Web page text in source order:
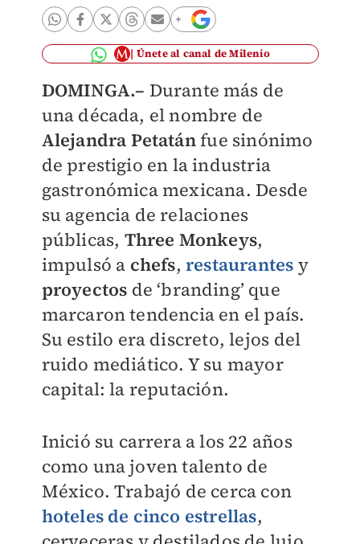
Únete al canal de Milenio
DOMINGA.– Durante más de
una década, el nombre de
Alejandra Petatánfue sinónimo
de prestigio en la industria
gastronómica mexicana. Desde
su agencia de relaciones
públicas, Three Monkeys,
impulsó a chefs, restaurantes y
proyectos de ‘branding’ que
marcaron tendencia en el país.
Su estilo era discreto, lejos del
ruido mediático. Y su mayor
capital: la reputación.
Inició su carrera a los 22 años
como una joven talento de
México. Trabajó de cerca con
hoteles de cinco estrellas,